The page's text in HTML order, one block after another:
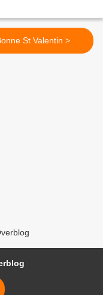
Bonne St Valentin >